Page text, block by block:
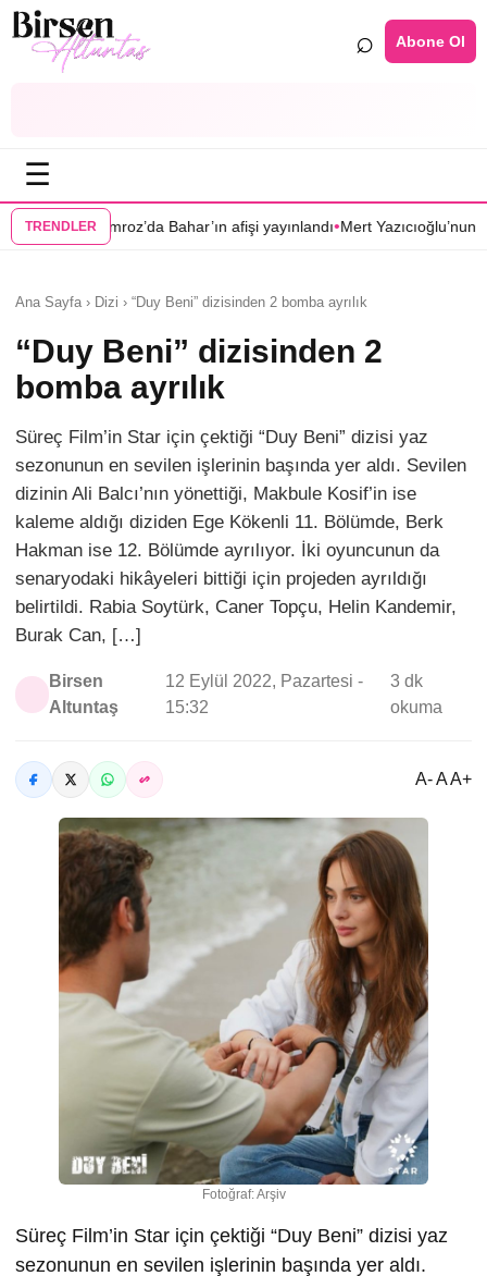
⌕ Abone Ol
☰
TRENDLER
Bahar’ın afişi yayınlandı•Mert Yazıcıoğlu’nun Aras dizisi
Ana Sayfa › Dizi › “Duy Beni” dizisinden 2 bomba ayrılık
“Duy Beni” dizisinden 2
bomba ayrılık
Süreç Film’in Star için çektiği “Duy Beni” dizisi yaz
sezonunun en sevilen işlerinin başında yer aldı. Sevilen
dizinin Ali Balcı’nın yönettiği, Makbule Kosif’in ise
kaleme aldığı diziden Ege Kökenli 11. Bölümde, Berk
Hakman ise 12. Bölümde ayrılıyor. İki oyuncunun da
senaryodaki hikâyeleri bittiği için projeden ayrıldığı
belirtildi. Rabia Soytürk, Caner Topçu, Helin Kandemir,
Burak Can, […]
Birsen
Altuntaş
12 Eylül 2022, Pazartesi -
15:32
3 dk
okuma
A- A A+
Fotoğraf: Arşiv
Süreç Film’in Star için çektiği “Duy Beni” dizisi yaz
sezonunun en sevilen işlerinin başında yer aldı.